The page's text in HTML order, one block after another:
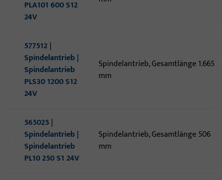
PLA101 600 S12
24V
577512 |
Spindelantrieb |
Spindelantrieb
PLS30 1200 S12
24V
Spindelantrieb, Gesamtlänge 1.665
mm
565025 |
Spindelantrieb |
Spindelantrieb
PL10 250 S1 24V
Spindelantrieb, Gesamtlänge 506
mm